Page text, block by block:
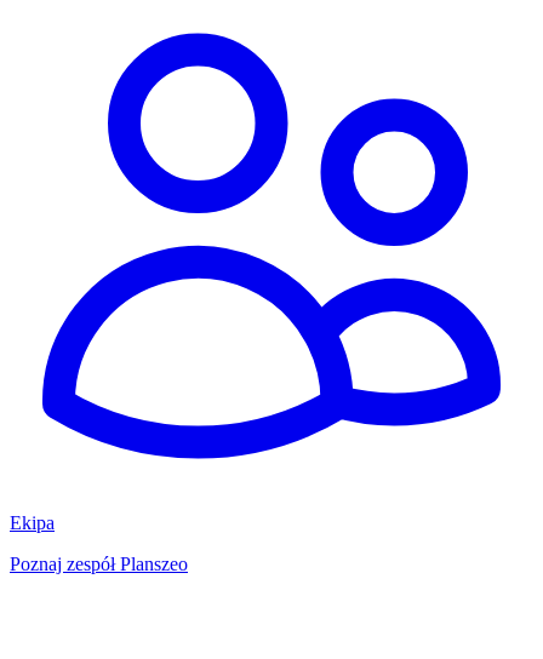
Ekipa
Poznaj zespół Planszeo